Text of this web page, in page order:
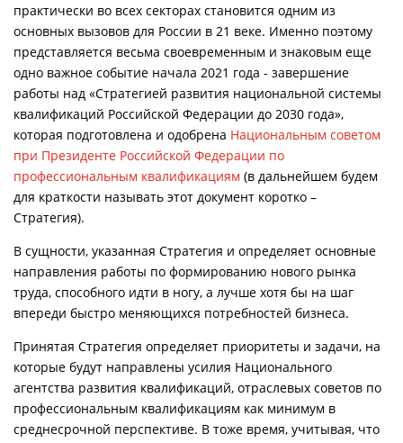
практически во всех секторах становится одним из
основных вызовов для России в 21 веке. Именно поэтому
представляется весьма своевременным и знаковым еще
одно важное событие начала 2021 года - завершение
работы над «Стратегией развития национальной системы
квалификаций Российской Федерации до 2030 года»,
которая подготовлена и одобрена Национальным советом
при Президенте Российской Федерации по
профессиональным квалификациям (в дальнейшем будем
для краткости называть этот документ коротко –
Стратегия).
В сущности, указанная Стратегия и определяет основные
направления работы по формированию нового рынка
труда, способного идти в ногу, а лучше хотя бы на шаг
впереди быстро меняющихся потребностей бизнеса.
Принятая Стратегия определяет приоритеты и задачи, на
которые будут направлены усилия Национального
агентства развития квалификаций, отраслевых советов по
профессиональным квалификациям как минимум в
среднесрочной перспективе. В тоже время, учитывая, что